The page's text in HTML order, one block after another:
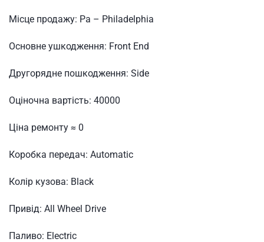
Місце продажу: Pa – Philadelphia
Основне ушкодження: Front End
Другорядне пошкодження: Side
Оціночна вартість: 40000
Ціна ремонту ≈ 0
Коробка передач: Automatic
Колір кузова: Black
Привід: All Wheel Drive
Паливо: Electric